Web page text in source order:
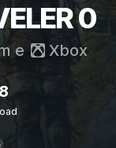
0
e Xbox